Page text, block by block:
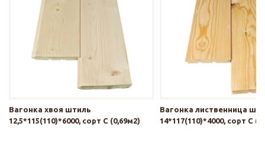
Вагонка хвоя штиль
12,5*115(110)*6000, сорт С (0,69м2)
Вагонка лиственница
14*117(110)*4000, сорт С